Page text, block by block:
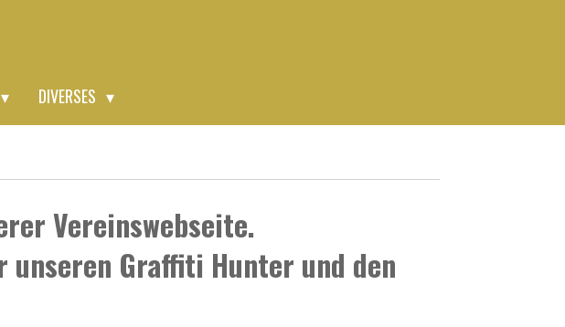
DIVERSES
Vereinswebseite.
unseren Graffiti Hunter und den